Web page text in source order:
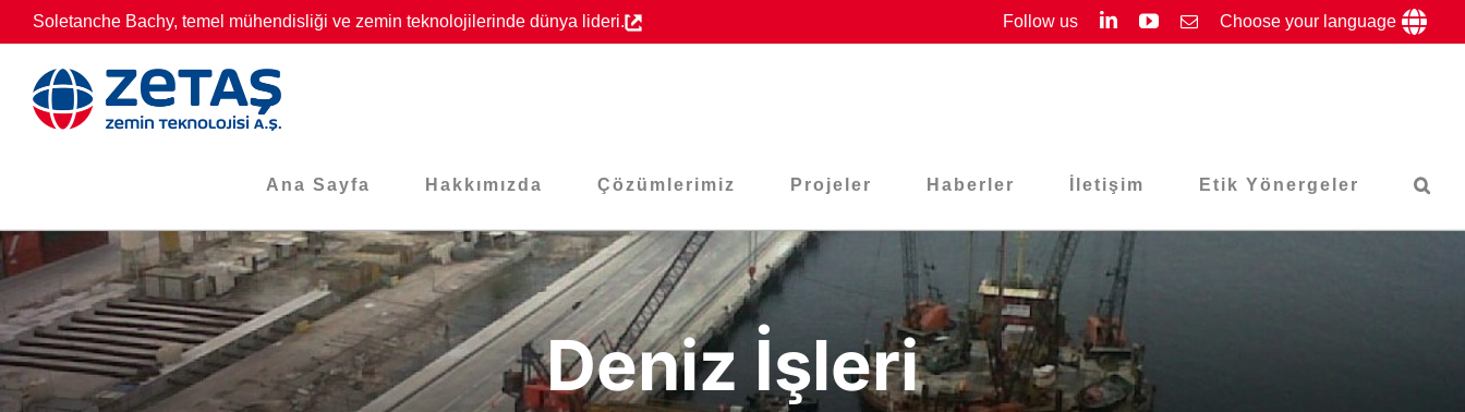
Skip
to
content
Soletanche Bachy, temel mühendisliği ve zemin teknolojilerinde dünya lideri. Follow us LinkedInYouTube
EmailChoose your language
Ana Sayfa Hakkımızda Çözümlerimiz Projeler Haberler İletişim Etik Yönergeler
Deniz İşleri